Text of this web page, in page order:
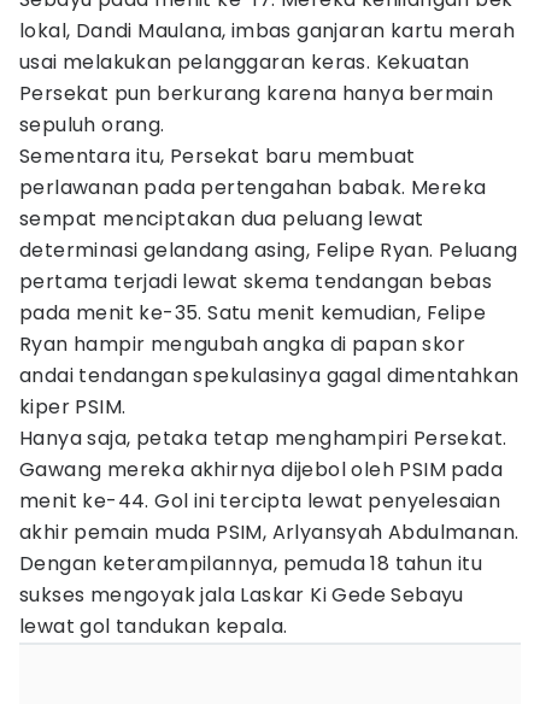
lokal, Dandi Maulana, imbas ganjaran kartu merah
usai melakukan pelanggaran keras. Kekuatan
Persekat pun berkurang karena hanya bermain
sepuluh orang.
Sementara itu, Persekat baru membuat
perlawanan pada pertengahan babak. Mereka
sempat menciptakan dua peluang lewat
determinasi gelandang asing, Felipe Ryan. Peluang
pertama terjadi lewat skema tendangan bebas
pada menit ke-35. Satu menit kemudian, Felipe
Ryan hampir mengubah angka di papan skor
andai tendangan spekulasinya gagal dimentahkan
kiper PSIM.
Hanya saja, petaka tetap menghampiri Persekat.
Gawang mereka akhirnya dijebol oleh PSIM pada
menit ke-44. Gol ini tercipta lewat penyelesaian
akhir pemain muda PSIM, Arlyansyah Abdulmanan.
Dengan keterampilannya, pemuda 18 tahun itu
sukses mengoyak jala Laskar Ki Gede Sebayu
lewat gol tandukan kepala.